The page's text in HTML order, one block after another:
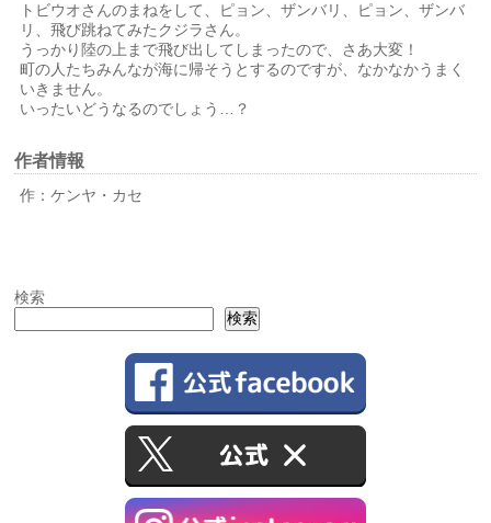
トビウオさんのまねをして、ピョン、ザンバリ、ピョン、ザンバ
リ、飛び跳ねてみたクジラさん。
うっかり陸の上まで飛び出してしまったので、さあ大変！
町の人たちみんなが海に帰そうとするのですが、なかなかうまく
いきません。
いったいどうなるのでしょう…？
作者情報
作：ケンヤ・カセ
検索
検索